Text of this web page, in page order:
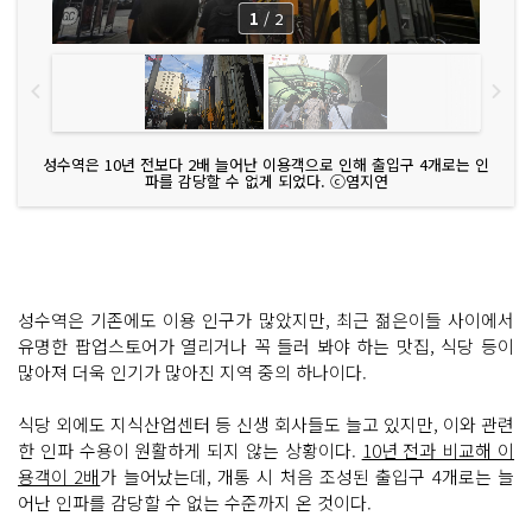
성수역은 10년 전보다 2배 늘어난 이용객으로 인해 출입구 4개로는 인
파를 감당할 수 없게 되었다. ⓒ염지연
1 / 2
성수역은 기존에도 이용 인구가 많았지만, 최근 젊은이들 사이에서
유명한 팝업스토어가 열리거나 꼭 들러 봐야 하는 맛집, 식당 등이
많아져 더욱 인기가 많아진 지역 중의 하나이다.
식당 외에도 지식산업센터 등 신생 회사들도 늘고 있지만, 이와 관련
한 인파 수용이 원활하게 되지 않는 상황이다. 10년 전과 비교해 이
용객이 2배가 늘어났는데, 개통 시 처음 조성된 출입구 4개로는 늘
어난 인파를 감당할 수 없는 수준까지 온 것이다.